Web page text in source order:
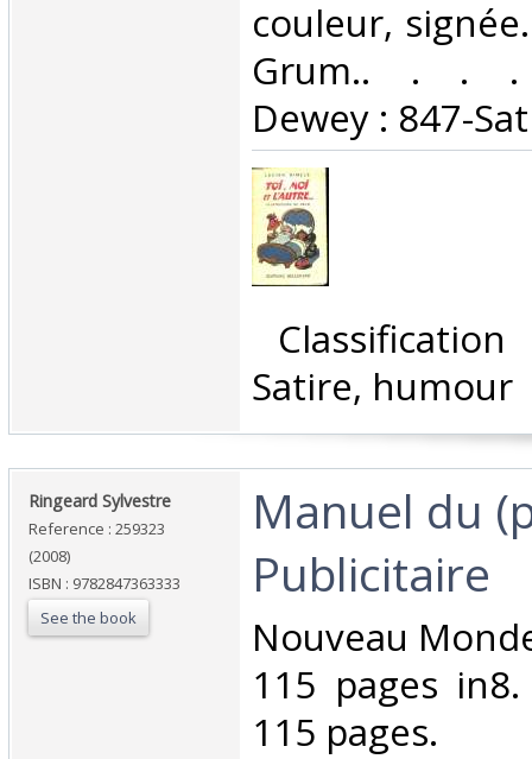
couleur,
Grum.. . . .
Dewey : 847-
Satire, humour‎
‎Ringeard Sylvestre‎
Reference : 259323
(2008)
ISBN : 9782847363333
See the book
‎Manuel du
Publicitaire‎
‎Nouveau
115 pages
115 pages.‎